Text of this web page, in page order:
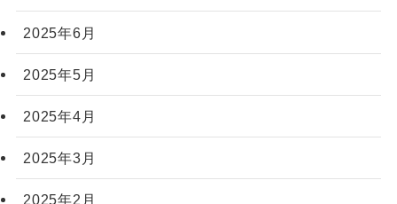
2025年6月
2025年5月
2025年4月
2025年3月
2025年2月